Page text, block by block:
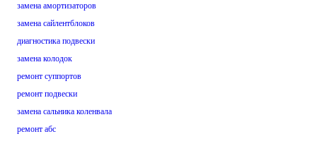
замена амортизаторов
замена сайлентблоков
диагностика подвески
замена колодок
ремонт суппортов
ремонт подвески
замена сальника коленвала
ремонт абс